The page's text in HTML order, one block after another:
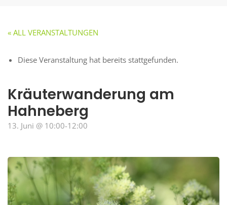
« ALL VERANSTALTUNGEN
Diese Veranstaltung hat bereits stattgefunden.
Kräuterwanderung am
Hahneberg
13. Juni @ 10:00-12:00